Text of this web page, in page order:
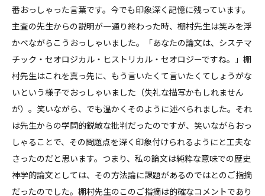
番おっしゃった言葉です。今でも印象深く記憶に残っています。
主査の先生からの説明が一通り終わった時、棚村先生は笑みを浮
かべながらこうおっしゃいました。「あなたの論文は、システマ
チック・セオロジカル・ヒストリカル・セオロジーですね。」棚
村先生はこれを真っ先に、もう言いたくて言いたくてしょうがな
いという様子でおっしゃいました（失礼な描写かもしれません
が）。笑いながら、でも温かくそのように述べられました。それ
は先生からの学問的鋭敏な批判だったのですが、笑いながらおっ
しゃることで、その問題点を深く印象付けられるようにと工夫な
さったのだと思います。つまり、私の論文は純粋な意味での歴史
神学的論文としては、その方法論に課題があるのではとのご指摘
だったのでした。棚村先生のこのご指摘は的確なコメントであり